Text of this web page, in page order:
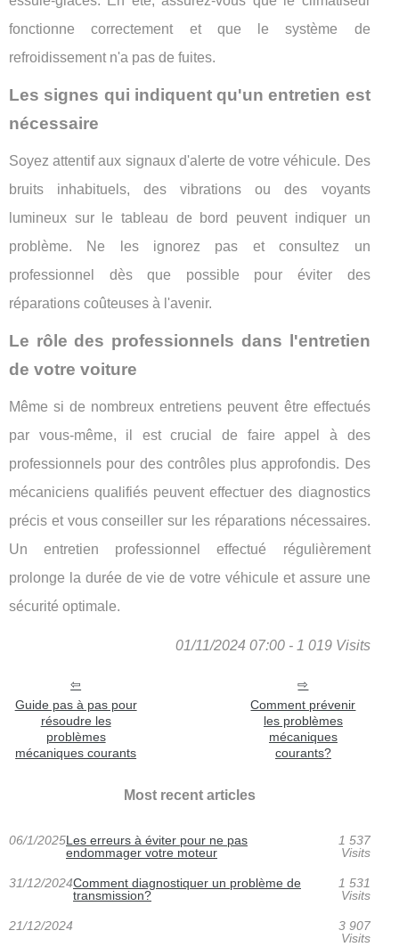
fonctionne correctement et que le système de
refroidissement n'a pas de fuites.
Les signes qui indiquent qu'un entretien est
nécessaire
Soyez attentif aux signaux d'alerte de votre véhicule. Des
bruits inhabituels, des vibrations ou des voyants
lumineux sur le tableau de bord peuvent indiquer un
problème. Ne les ignorez pas et consultez un
professionnel dès que possible pour éviter des
réparations coûteuses à l'avenir.
Le rôle des professionnels dans l'entretien
de votre voiture
Même si de nombreux entretiens peuvent être effectués
par vous-même, il est crucial de faire appel à des
professionnels pour des contrôles plus approfondis. Des
mécaniciens qualifiés peuvent effectuer des diagnostics
précis et vous conseiller sur les réparations nécessaires.
Un entretien professionnel effectué régulièrement
prolonge la durée de vie de votre véhicule et assure une
sécurité optimale.
01/11/2024 07:00 - 1 019 Visits
Guide pas à pas pour
résoudre les
problèmes
mécaniques courants
Comment prévenir
les problèmes
mécaniques
courants?
Most recent articles
06/1/2025Les erreurs à éviter pour ne pas
endommager votre moteur
1 537
Visits
31/12/2024Comment diagnostiquer un problème de
transmission?
1 531
Visits
21/12/2024
3 907
Visits